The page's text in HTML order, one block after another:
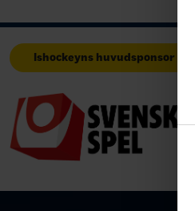
Ishockeyns huvudsponsor